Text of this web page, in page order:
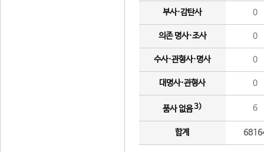
부사·감탄사 0
의존 명사·조사 0
수사·관형사·명사 0
대명사·관형사 0
품사 없음3) 6
합계